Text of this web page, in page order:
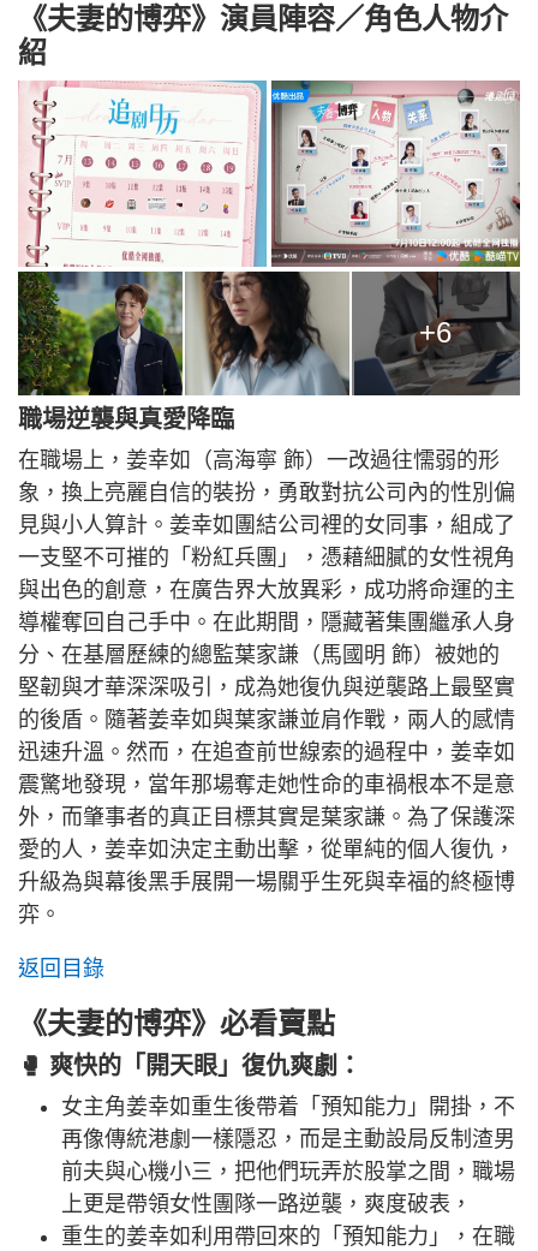
《夫妻的博弈》演員陣容／角色人物介
紹
+6
職場逆襲與真愛降臨
在職場上，姜幸如（高海寧 飾）一改過往懦弱的形
象，換上亮麗自信的裝扮，勇敢對抗公司內的性別偏
見與小人算計。姜幸如團結公司裡的女同事，組成了
一支堅不可摧的「粉紅兵團」，憑藉細膩的女性視角
與出色的創意，在廣告界大放異彩，成功將命運的主
導權奪回自己手中。在此期間，隱藏著集團繼承人身
分、在基層歷練的總監葉家謙（馬國明 飾）被她的
堅韌與才華深深吸引，成為她復仇與逆襲路上最堅實
的後盾。隨著姜幸如與葉家謙並肩作戰，兩人的感情
迅速升溫。然而，在追查前世線索的過程中，姜幸如
震驚地發現，當年那場奪走她性命的車禍根本不是意
外，而肇事者的真正目標其實是葉家謙。為了保護深
愛的人，姜幸如決定主動出擊，從單純的個人復仇，
升級為與幕後黑手展開一場關乎生死與幸福的終極博
弈。
返回目錄
《夫妻的博弈》必看賣點
🥊 爽快的「開天眼」復仇爽劇：
女主角姜幸如重生後帶着「預知能力」開掛，不
再像傳統港劇一樣隱忍，而是主動設局反制渣男
前夫與心機小三，把他們玩弄於股掌之間，職場
上更是帶領女性團隊一路逆襲，爽度破表，
重生的姜幸如利用帶回來的「預知能力」，在職